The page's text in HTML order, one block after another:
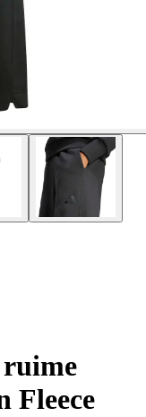
ruime
Fleece